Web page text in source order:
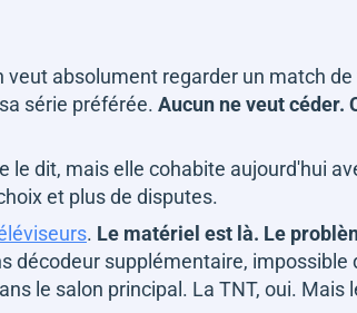
absolument regarder un match
série préférée. Aucun ne veut céder.
le dit, mais elle cohabite aujourd'hui
et plus de disputes.
. Le matériel est là. Le
décodeur supplémentaire, impossible
le salon principal. La TNT, oui. Mais